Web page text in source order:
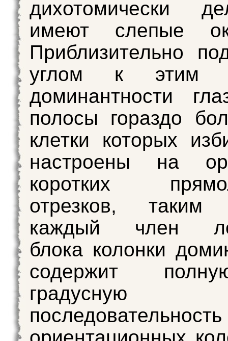
дихотомически
имеют слепые
Приблизительно
углом к этим
доминантности
полосы гораздо
клетки которых
настроены на
коротких
отрезков, таким
каждый член
блока колонки
содержит
градусную